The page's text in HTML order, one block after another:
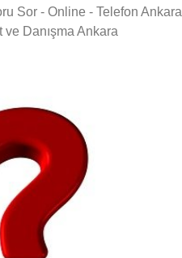
Sor - Online - Telefon Ankara
Danışma Ankara